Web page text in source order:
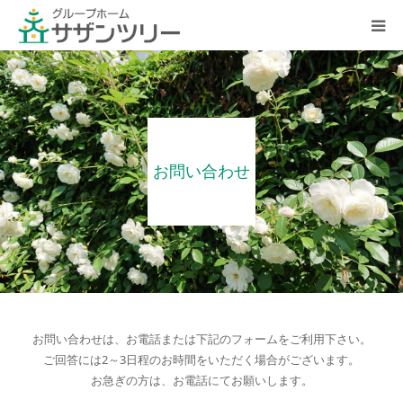
お問い合わせ
お問い合わせは、お電話または下記のフォームをご利用下さい。
ご回答には2～3日程のお時間をいただく場合がございます。
お急ぎの方は、お電話にてお願いします。
ホーム
施設概要
入居案内
よくある質問
会社案内
採用情報
お問い合わせ